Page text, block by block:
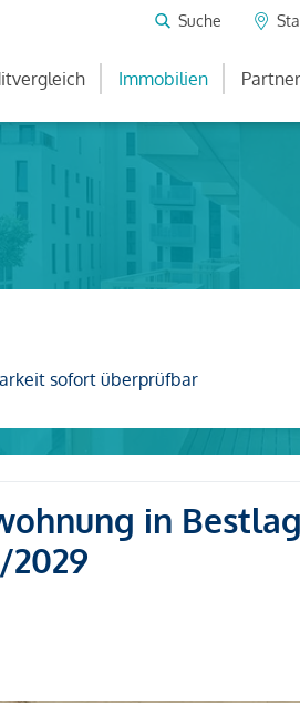
Suche
Immobilien
sofort überprüfbar
in
2029